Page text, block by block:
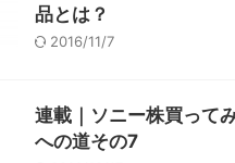
品とは？
2016/11/7
連載｜ソニー株買って
への道その7